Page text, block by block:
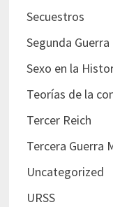
Secuestros
Segunda
Sexo en la
Teorías de la
Tercer Reich
Tercera Guerra
Uncategorized
URSS